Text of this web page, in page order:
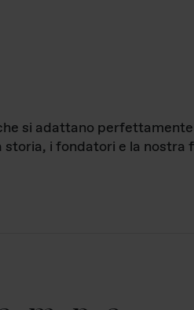
si adattano
storia, i fondatori e la